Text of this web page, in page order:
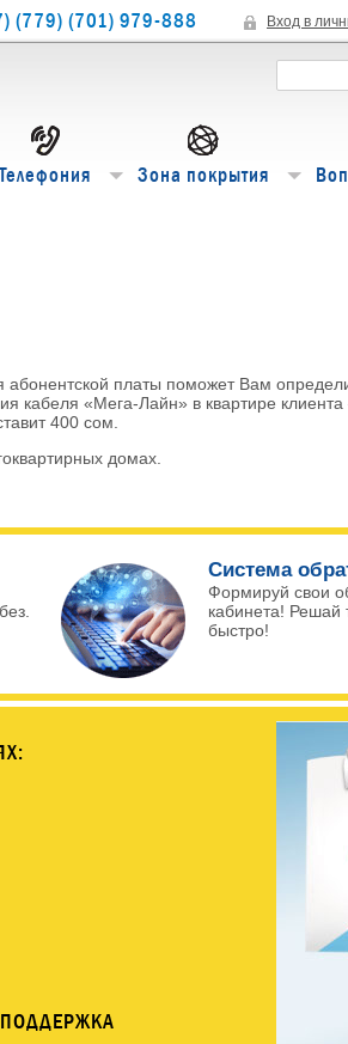
(779) (701) 979-888 Вход в
Телефония Зона покрытия
платы поможет Вам
кабеля «Мега-Лайн» в квартире
400 сом.
домах.
Система
Формируй свои
кабинета! Решай
быстро!